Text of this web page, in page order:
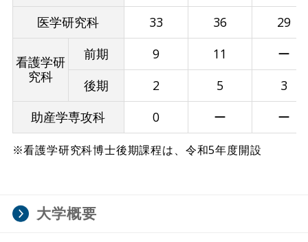
医学研究科
33 36 29
看護学研
究科
前期 9 11
ー
後期
2 5
3
助産学専攻科
0 ー ー
※看護学研究科博士後期課程は、令和5年度開設
大学概要